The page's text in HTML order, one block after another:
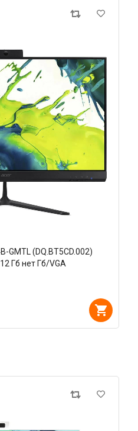
GMTL (DQ.BT5CD.002)
Гб нет Гб/VGA